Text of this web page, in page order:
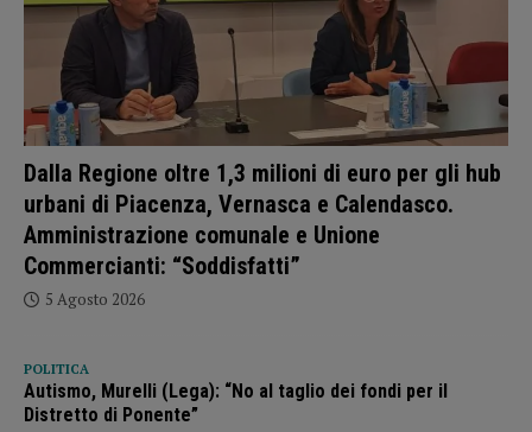
Dalla Regione oltre 1,3 milioni di euro per gli hub
urbani di Piacenza, Vernasca e Calendasco.
Amministrazione comunale e Unione
Commercianti: “Soddisfatti”
5 Agosto 2026
POLITICA
Autismo, Murelli (Lega): “No al taglio dei fondi per il
Distretto di Ponente”